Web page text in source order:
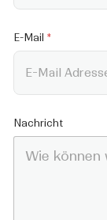
e
E-Mail *
Nachricht